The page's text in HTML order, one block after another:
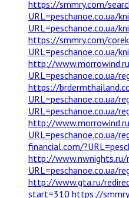
https://smmry.com/
URL=peschanoe.co.ua/
URL=peschanoe.co.ua/
https://smmry.com/
URL=peschanoe.co.ua/
http://
URL=peschanoe.co.ua/
https://
URL=peschanoe.co.ua/
URL=peschanoe.co.ua/
http://
URL=peschanoe.co.ua/
financial.com/
http://www.nwnights.ru/
URL=peschanoe.co.ua/
http://www.gta.ru/
start=310 https://